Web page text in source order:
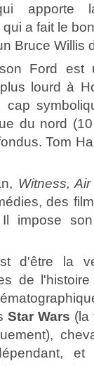
apporte
a fait le
Bruce Willis
Ford est
lourd à
du nord
Tom
Witness,
des
impose
d'être la
de
Star Wars (la